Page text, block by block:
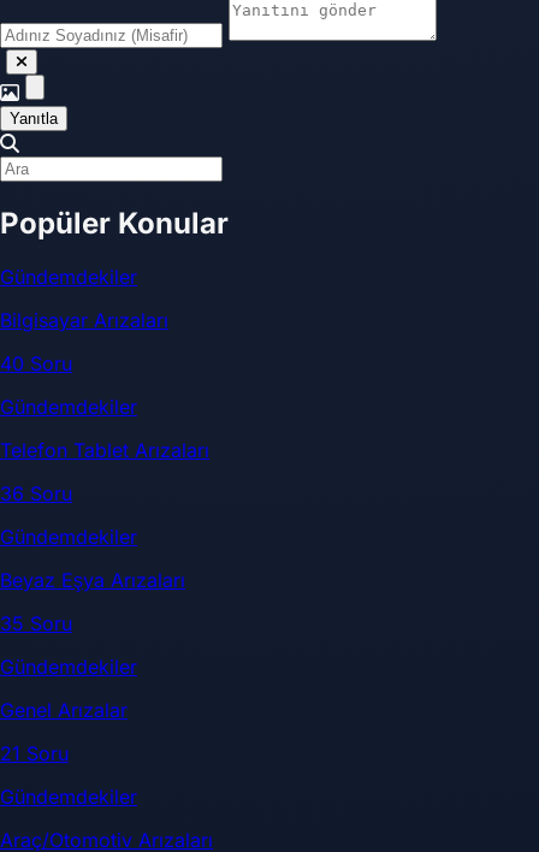
Yanıtla
Popüler Konular
Gündemdekiler
Bilgisayar Arızaları
40 Soru
Gündemdekiler
Telefon Tablet Arızaları
36 Soru
Gündemdekiler
Beyaz Eşya Arızaları
35 Soru
Gündemdekiler
Genel Arızalar
21 Soru
Gündemdekiler
Araç/Otomotiv Arızaları